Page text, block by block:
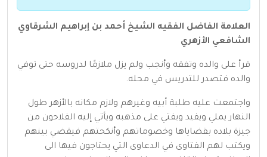
العلامة الفاضل الفقيه الشيخ أحمد بن إبراهيم الشرقاوي
الشافعي الأزهري
قرأ على والده وتفقه وأنجب ولم يزل ملازمًا لدروسه حتى توفي
والده فتصدر للتدريس في محله‏.‏
واجتمعت عليه طلبة أبيه وغيرهم ولازم مكانه بالأزهر طول
النهار يملي ويفيد ويفتي على مذهبه ويأتي إليه الفلاحون من
جيزة بلاده بقضاياها وخصوماتهم وأنكحتهم فيقضي بينهم
ويكتب لهم الفتاوى في الدعاوى التي يحتاجون فيها الى